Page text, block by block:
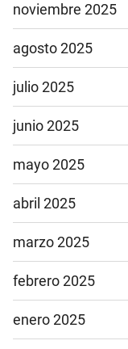
noviembre 2025
agosto 2025
julio 2025
junio 2025
mayo 2025
abril 2025
marzo 2025
febrero 2025
enero 2025